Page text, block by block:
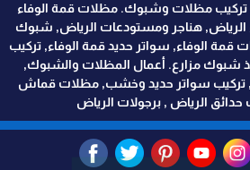
تركيب مظلات وشبوك. مظلات قمة الوفاء
الرياض, هناجر ومستودعات الرياض, شبوك
قمة الوفاء, سواتر حديد قمة الوفاء, تركيب
شبوك مزارع. أعمال المظلات والشبوك,
تركيب سواتر حديد وخشب, مظلات قماش
الرياض , برجولات الرياض